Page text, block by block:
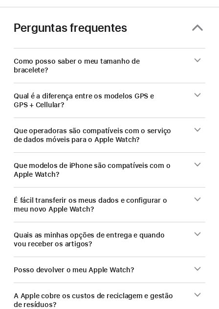
Perguntas frequentes
Como posso saber o meu tamanho de
bracelete?
Qual é a diferença entre os modelos GPS e
GPS + Cellular?
Que operadoras são compatíveis com o serviço
de dados móveis para o Apple Watch?
Que modelos de iPhone são compatíveis com o
Apple Watch?
É fácil transferir os meus dados e configurar o
meu novo Apple Watch?
Quais as minhas opções de entrega e quando
vou receber os artigos?
Posso devolver o meu Apple Watch?
A Apple cobre os custos de reciclagem e gestão
de resíduos?